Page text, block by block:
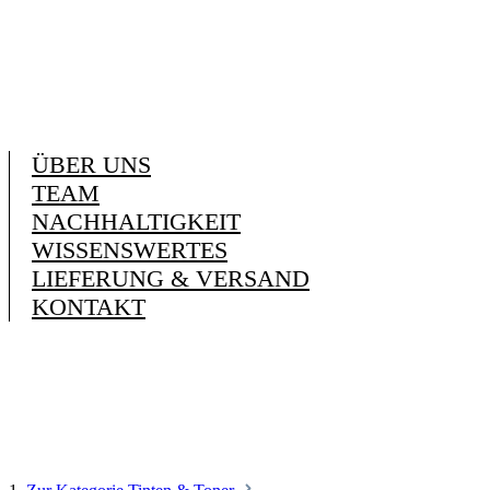
ÜBER UNS
TEAM
NACHHALTIGKEIT
WISSENSWERTES
LIEFERUNG & VERSAND
KONTAKT